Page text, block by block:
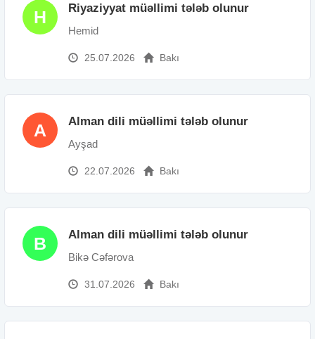
H Riyaziyyat müəllimi tələb olunur
Hemid
25.07.2026 Bakı
A Alman dili müəllimi tələb olunur
Ayşad
22.07.2026 Bakı
B Alman dili müəllimi tələb olunur
Bikə Cəfərova
31.07.2026 Bakı